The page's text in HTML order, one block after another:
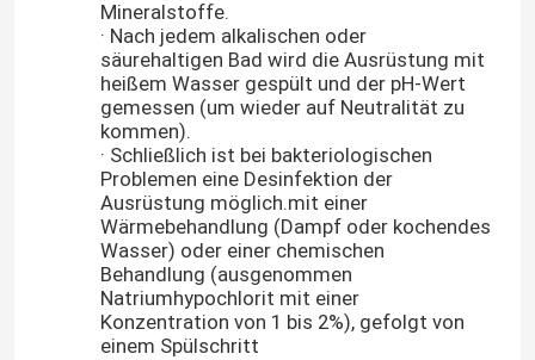
Mineralstoffe.
· Nach jedem alkalischen oder
säurehaltigen Bad wird die Ausrüstung mit
heißem Wasser gespült und der pH-Wert
gemessen (um wieder auf Neutralität zu
kommen).
· Schließlich ist bei bakteriologischen
Problemen eine Desinfektion der
Ausrüstung möglich.mit einer
Wärmebehandlung (Dampf oder kochendes
Wasser) oder einer chemischen
Behandlung (ausgenommen
Natriumhypochlorit mit einer
Konzentration von 1 bis 2%), gefolgt von
einem Spülschritt